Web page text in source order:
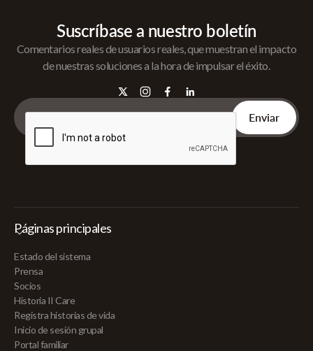
Suscríbase a nuestro boletín
Comentarios reales de usuarios reales, que muestran el impacto
de nuestras soluciones a la hora de impulsar el éxito.
Páginas principales
Estado del sistema
Prensa
Socios
Historia II Care
Registra historias de vida
Inicio de sesión grupal
Portal familiar